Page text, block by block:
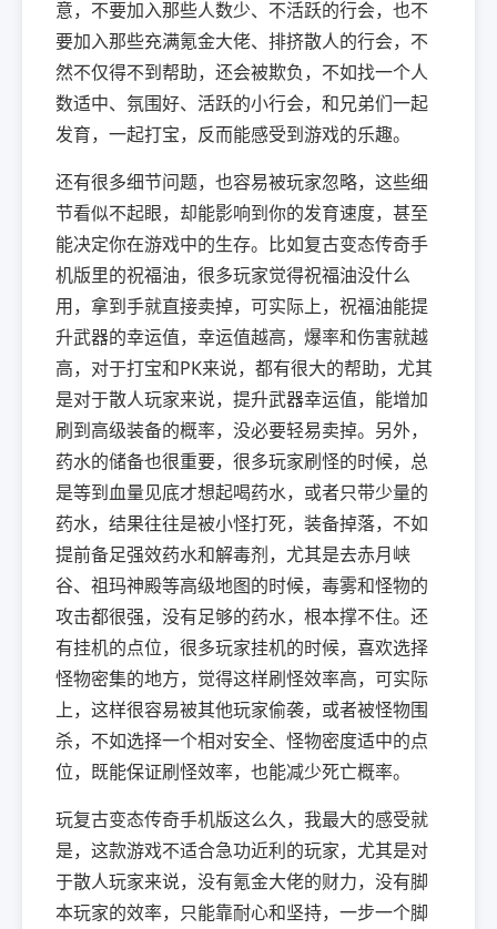
意，不要加入那些人数少、不活跃的行会，也不
要加入那些充满氪金大佬、排挤散人的行会，不
然不仅得不到帮助，还会被欺负，不如找一个人
数适中、氛围好、活跃的小行会，和兄弟们一起
发育，一起打宝，反而能感受到游戏的乐趣。
还有很多细节问题，也容易被玩家忽略，这些细
节看似不起眼，却能影响到你的发育速度，甚至
能决定你在游戏中的生存。比如复古变态传奇手
机版里的祝福油，很多玩家觉得祝福油没什么
用，拿到手就直接卖掉，可实际上，祝福油能提
升武器的幸运值，幸运值越高，爆率和伤害就越
高，对于打宝和PK来说，都有很大的帮助，尤其
是对于散人玩家来说，提升武器幸运值，能增加
刷到高级装备的概率，没必要轻易卖掉。另外，
药水的储备也很重要，很多玩家刷怪的时候，总
是等到血量见底才想起喝药水，或者只带少量的
药水，结果往往是被小怪打死，装备掉落，不如
提前备足强效药水和解毒剂，尤其是去赤月峡
谷、祖玛神殿等高级地图的时候，毒雾和怪物的
攻击都很强，没有足够的药水，根本撑不住。还
有挂机的点位，很多玩家挂机的时候，喜欢选择
怪物密集的地方，觉得这样刷怪效率高，可实际
上，这样很容易被其他玩家偷袭，或者被怪物围
杀，不如选择一个相对安全、怪物密度适中的点
位，既能保证刷怪效率，也能减少死亡概率。
玩复古变态传奇手机版这么久，我最大的感受就
是，这款游戏不适合急功近利的玩家，尤其是对
于散人玩家来说，没有氪金大佬的财力，没有脚
本玩家的效率，只能靠耐心和坚持，一步一个脚